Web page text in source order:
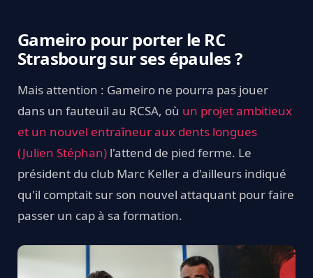
Gameiro pour porter le RC
Strasbourg sur ses épaules ?
Mais attention : Gameiro ne pourra pas jouer
dans un fauteuil au RCSA, où un projet ambitieux
et un nouvel entraîneur aux dents longues
(Julien Stéphan) l'attend de pied ferme. Le
président du club Marc Keller a d'ailleurs indiqué
qu'il comptait sur son nouvel attaquant pour faire
passer un cap à sa formation.